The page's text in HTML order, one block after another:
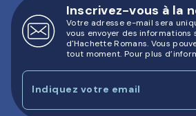
Inscrivez-vous à la
Votre adresse e-mail sera
vous envoyer des informations
d'Hachette Romans. Vous
tout moment. Pour plus
Indiquez votre email